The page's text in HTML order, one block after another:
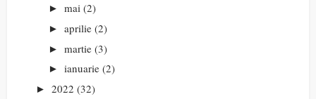
► mai (2)
► aprilie (2)
► martie (3)
► ianuarie (2)
► 2022 (32)